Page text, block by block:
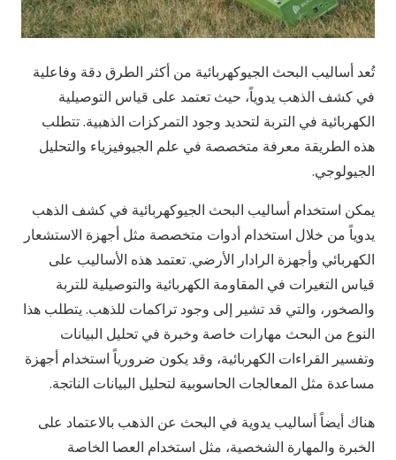
تُعد أساليب البحث الجيوكهربائية من أكثر الطرق دقة وفاعلية
في كشف الذهب يدوياً، حيث تعتمد على قياس التوصيلية
الكهربائية في التربة لتحديد وجود التمركزات الذهبية. تتطلب
هذه الطريقة معرفة متخصصة في علم الجيوفيزياء والتحليل
الجيولوجي.
يمكن استخدام أساليب البحث الجيوكهربائية في كشف الذهب
يدوياً من خلال استخدام أدوات متخصصة مثل أجهزة الاستشعار
الكهربائي وأجهزة الرادار الأرضي. تعتمد هذه الأساليب على
قياس التغيرات في المقاومة الكهربائية والتوصيلية للتربة
والصخور، والتي قد تشير إلى وجود تراكمات للذهب. يتطلب هذا
النوع من البحث مهارات خاصة وخبرة في تحليل البيانات
وتفسير القراءات الكهربائية، وقد يكون ضرورياً استخدام أجهزة
مساعدة مثل المعالجات الحاسوبية لتحليل البيانات الناتجة.
هناك أيضاً أساليب يدوية في البحث عن الذهب بالاعتماد على
الخبرة والمهارة الشخصية، مثل استخدام العصا الخاصة